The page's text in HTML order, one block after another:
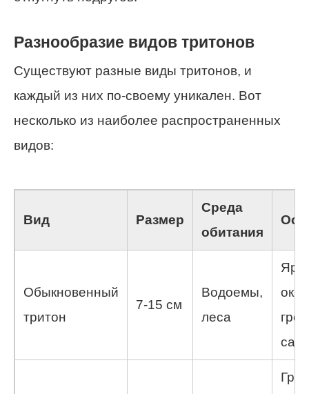
Разнообразие видов тритонов
Существуют разные виды тритонов, и
каждый из них по-своему уникален. Вот
несколько из наиболее распространенных
видов:
Вид Размер
Среда
обитания
Обыкновенный
тритон
7-15 см
Водоемы,
леса